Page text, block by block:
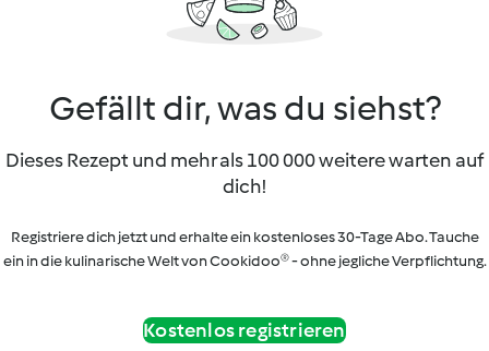
Gefällt dir, was du siehst?
Dieses Rezept und mehr als 100 000 weitere warten auf
dich!
Registriere dich jetzt und erhalte ein kostenloses 30-Tage Abo. Tauche
ein in die kulinarische Welt von Cookidoo® - ohne jegliche Verpflichtung.
Kostenlos registrieren